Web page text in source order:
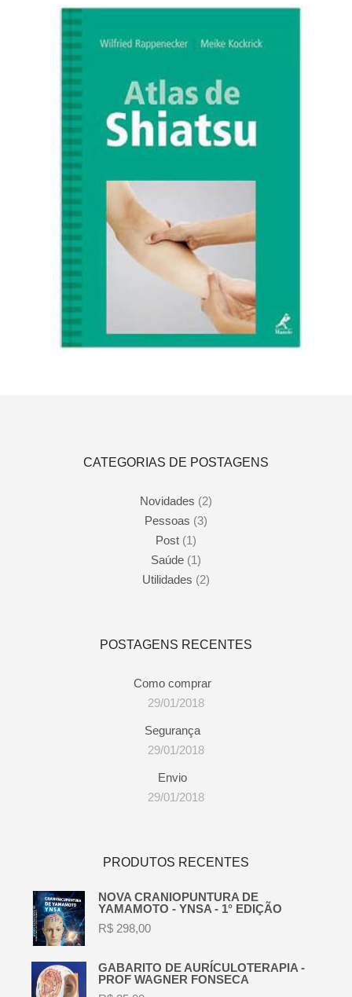
Adicionar ao carrinho
CATEGORIAS DE POSTAGENS
Novidades (2)
Pessoas (3)
Post (1)
Saúde (1)
Utilidades (2)
POSTAGENS RECENTES
Como comprar
29/01/2018
Segurança
29/01/2018
Envio
29/01/2018
PRODUTOS RECENTES
NOVA CRANIOPUNTURA DE
YAMAMOTO - YNSA - 1° EDIÇÃO
R$ 298,00
GABARITO DE AURÍCULOTERAPIA -
PROF WAGNER FONSECA